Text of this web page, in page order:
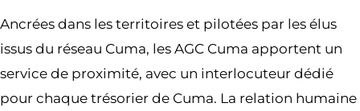
Ancrées dans les territoires et pilotées par les élus
issus du réseau Cuma, les AGC Cuma apportent un
service de proximité, avec un interlocuteur dédié
pour chaque trésorier de Cuma. La relation humaine